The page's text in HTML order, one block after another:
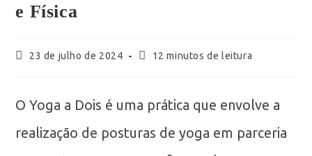
e Física
23 de julho de 2024 12 minutos de leitura
O Yoga a Dois é uma prática que envolve a
realização de posturas de yoga em parceria